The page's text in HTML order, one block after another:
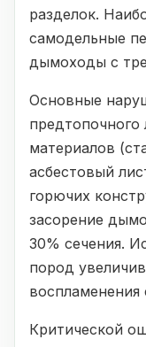
разделок.
самодельные
дымоходы с
Основные
предтопочного
материалов
асбестовый
горючих
засорение
30% сечения.
пород
воспламенения
Критической